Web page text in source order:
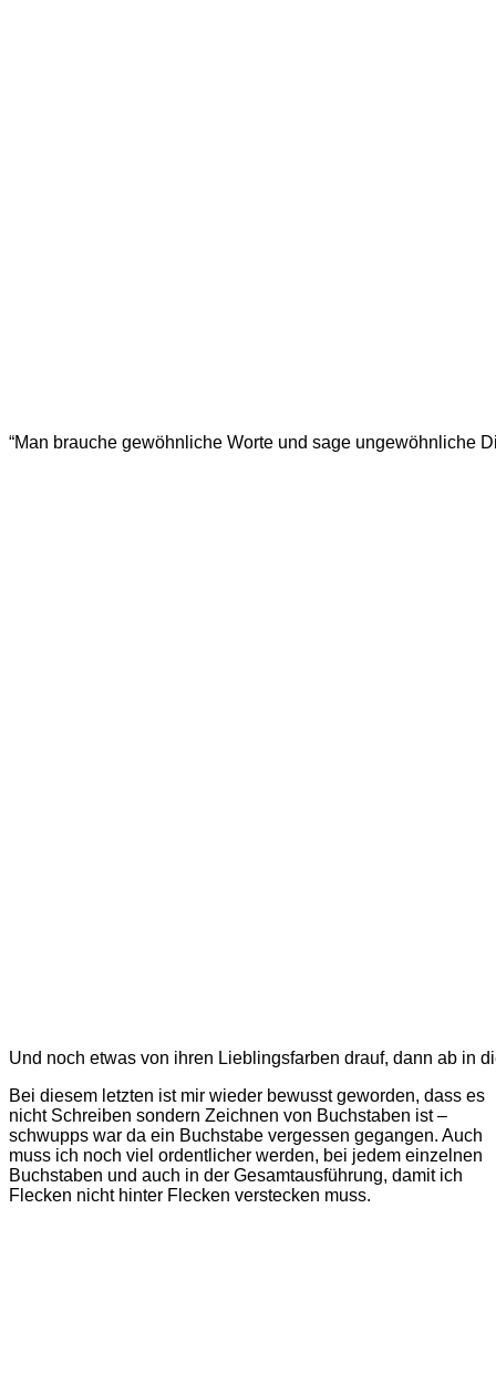
“Man brauche gewöhnliche Worte und sage ungewöhnliche
Und noch etwas von ihren Lieblingsfarben drauf, dann ab in
Bei diesem letzten ist mir wieder bewusst geworden, dass es
nicht Schreiben sondern Zeichnen von Buchstaben ist –
schwupps war da ein Buchstabe vergessen gegangen. Auch
muss ich noch viel ordentlicher werden, bei jedem einzelnen
Buchstaben und auch in der Gesamtausführung, damit ich
Flecken nicht hinter Flecken verstecken muss.